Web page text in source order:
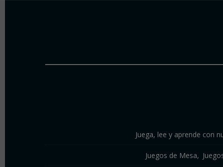
Juega, lee y aprende con
Juegos de Mesa